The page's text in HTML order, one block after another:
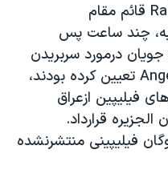
رافائل سه گوئيس Rafael Seguis قائم مقام
چند ساعت پس
درمورد سربريدن
آنجلو دولا کروز Angelo de la Cruz تعيين کرده بودند،
فيليپين ازعراق
الجزيره قرارداد.
فيليپينی منتشرنشده